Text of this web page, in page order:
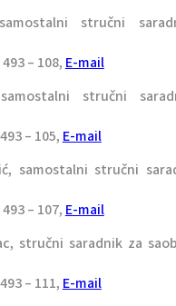
stručni
– 108, E-mail
stručni
– 105, E-mail
samostalni stručni
– 107, E-mail
stručni saradnik za
– 111, E-mail